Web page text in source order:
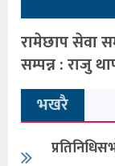
रामेछाप सेवा
सम्पन्न : राजु
भखरै